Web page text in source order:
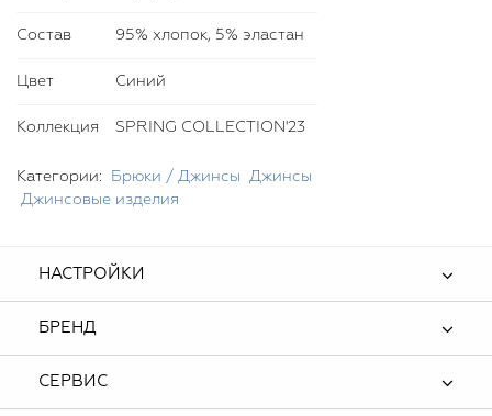
Состав 95% хлопок, 5% эластан
Цвет Синий
Коллекция SPRING COLLECTION'23
Категории: Брюки / Джинсы
Джинсы
Джинсовые изделия
НАСТРОЙКИ
БРЕНД
СЕРВИС